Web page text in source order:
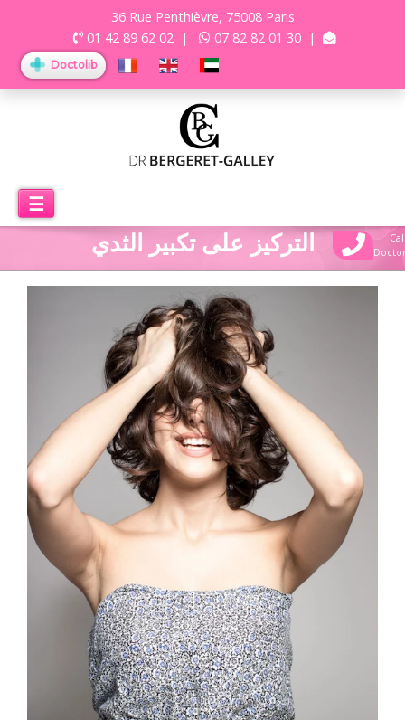
36 Rue Penthièvre, 75008 Paris
01 42 89 62 02 | 07 82 82 01 30 |
Doctolib
☰
التركيز على تكبير الثدي